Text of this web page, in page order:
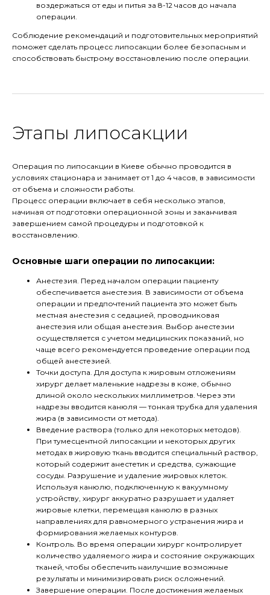
воздержаться от еды и питья за 8-12 часов до начала
операции.
Соблюдение рекомендаций и подготовительных мероприятий
поможет сделать процесс липосакции более безопасным и
способствовать быстрому восстановлению после операции.
Этапы липосакции
Операция по липосакции в Киеве обычно проводится в
условиях стационара и занимает от 1 до 4 часов, в зависимости
от объема и сложности работы.
Процесс операции включает в себя несколько этапов,
начиная от подготовки операционной зоны и заканчивая
завершением самой процедуры и подготовкой к
восстановлению.
Основные шаги операции по липосакции:
Анестезия. Перед началом операции пациенту
обеспечивается анестезия. В зависимости от объема
операции и предпочтений пациента это может быть
местная анестезия с седацией, проводниковая
анестезия или общая анестезия. Выбор анестезии
осуществляется с учетом медицинских показаний, но
чаще всего рекомендуется проведение операции под
общей анестезией.
Точки доступа. Для доступа к жировым отложениям
хирург делает маленькие надрезы в коже, обычно
длиной около нескольких миллиметров. Через эти
надрезы вводится канюля — тонкая трубка для удаления
жира (в зависимости от метода).
Введение раствора (только для некоторых методов).
При тумесцентной липосакции и некоторых других
методах в жировую ткань вводится специальный раствор,
который содержит анестетик и средства, сужающие
сосуды. Разрушение и удаление жировых клеток.
Используя канюлю, подключенную к вакуумному
устройству, хирург аккуратно разрушает и удаляет
жировые клетки, перемещая канюлю в разных
направлениях для равномерного устранения жира и
формирования желаемых контуров.
Контроль. Во время операции хирург контролирует
количество удаляемого жира и состояние окружающих
тканей, чтобы обеспечить наилучшие возможные
результаты и минимизировать риск осложнений.
Завершение операции. После достижения желаемых